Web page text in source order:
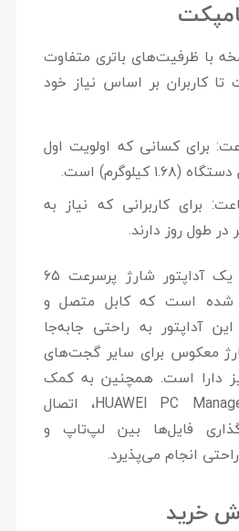
با ظرفیت‌های باتری متفاوت
تا کاربران بر اساس نیاز خود
برای کسانی که اولویت اول
کیلوگرم) است.
برای کاربرانی که نیاز به
طول روز دارند.
آداپتور شارژ پرسرعت ۶۵
شده است که کابل متصل و
آداپتور به راحتی جابه‌جا
معکوس برای سایر گجت‌های
دارا است. همچنین به کمک
HUAWEI PC، اتصال
فایل‌ها بین لپ‌تاپ و
انجام می‌پذیرد.
خرید